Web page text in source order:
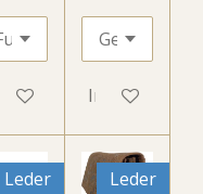
In
Leder Leder